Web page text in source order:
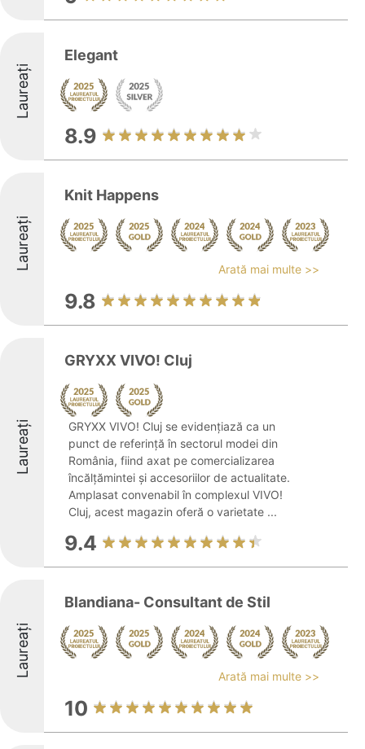
Laureați
Elegant
8.9
Laureați
Knit Happens
Arată mai multe >>
9.8
Laureați
GRYXX VIVO! Cluj
GRYXX VIVO! Cluj se evidențiază ca un
punct de referință în sectorul modei din
România, fiind axat pe comercializarea
încălțămintei și accesoriilor de actualitate.
Amplasat convenabil în complexul VIVO!
Cluj, acest magazin oferă o varietate ...
9.4
Laureați
Blandiana- Consultant de Stil
Arată mai multe >>
10